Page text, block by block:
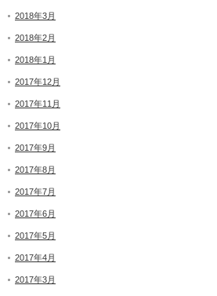
2018年3月
2018年2月
2018年1月
2017年12月
2017年11月
2017年10月
2017年9月
2017年8月
2017年7月
2017年6月
2017年5月
2017年4月
2017年3月